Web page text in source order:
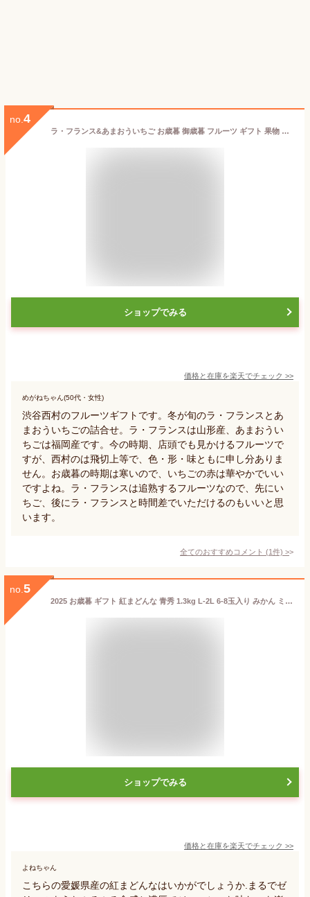
no. 4
ラ・フランス&あまおういちご お歳暮 御歳暮 フルーツ ギフト 果物 詰め合わせ 高級フルーツ 渋谷西村 西村 フルーツ詰め合わせ フルーツギフト お供え 御供 プレゼント 内祝 誕生日 お見舞い 高級 贈答用 贈り物 贈答品 引越祝 退院祝 手土産
ショップでみる
価格と在庫を楽天でチェック >>
めがねちゃん(50代・女性)
渋谷西村のフルーツギフトです。冬が旬のラ・フランスとあ
まおういちごの詰合せ。ラ・フランスは山形産、あまおうい
ちごは福岡産です。今の時期、店頭でも見かけるフルーツで
すが、西村のは飛切上等で、色・形・味ともに申し分ありま
せん。お歳暮の時期は寒いので、いちごの赤は華やかでいい
ですよね。ラ・フランスは追熟するフルーツなので、先にい
ちご、後にラ・フランスと時間差でいただけるのもいいと思
います。
全てのおすすめコメント (1件) >
no. 5
2025 お歳暮 ギフト 紅まどんな 青秀 1.3kg L-2L 6-8玉入り みかん ミカン 贈答用 愛媛県産 JAえひめ中央 中島 東予 にしうわ 御歳暮 紅マドンナ プレゼント 御礼 御祝 御供 果物 くだもの フルーツ 【岡山果物工房】
ショップでみる
価格と在庫を楽天でチェック >>
よねちゃん
こちらの愛媛県産の紅まどんなはいかがでしょうか.まるでゼ